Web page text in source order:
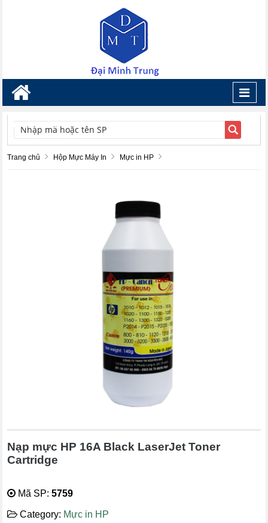
TÌM KIẾM
Trang chủ Hộp Mực Máy In Mực in HP
Nạp mực HP 16A Black LaserJet Toner
Cartridge
Mã SP:5759
Category: Mực in HP